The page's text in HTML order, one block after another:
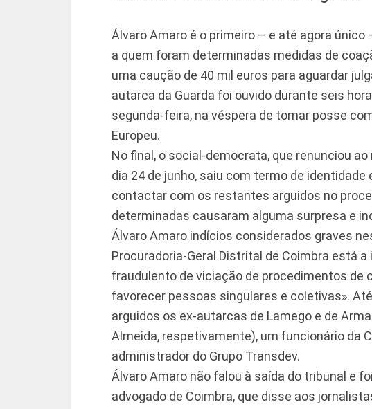
Álvaro Amaro é o primeiro – e até agora único
a quem foram determinadas medidas de
uma caução de 40 mil euros para aguardar
autarca da Guarda foi ouvido durante seis
segunda-feira, na véspera de tomar posse
Europeu.
No final, o social-democrata, que renunciou
dia 24 de junho, saiu com termo de
contactar com os restantes arguidos no
determinadas causaram alguma surpresa e
Álvaro Amaro indícios considerados graves
Procuradoria-Geral Distrital de Coimbra está
fraudulento de viciação de procedimentos de
favorecer pessoas singulares e coletivas».
arguidos os ex-autarcas de Lamego e de
Almeida, respetivamente), um funcionário da
administrador do Grupo Transdev.
Álvaro Amaro não falou à saída do tribunal e
advogado de Coimbra, que disse aos